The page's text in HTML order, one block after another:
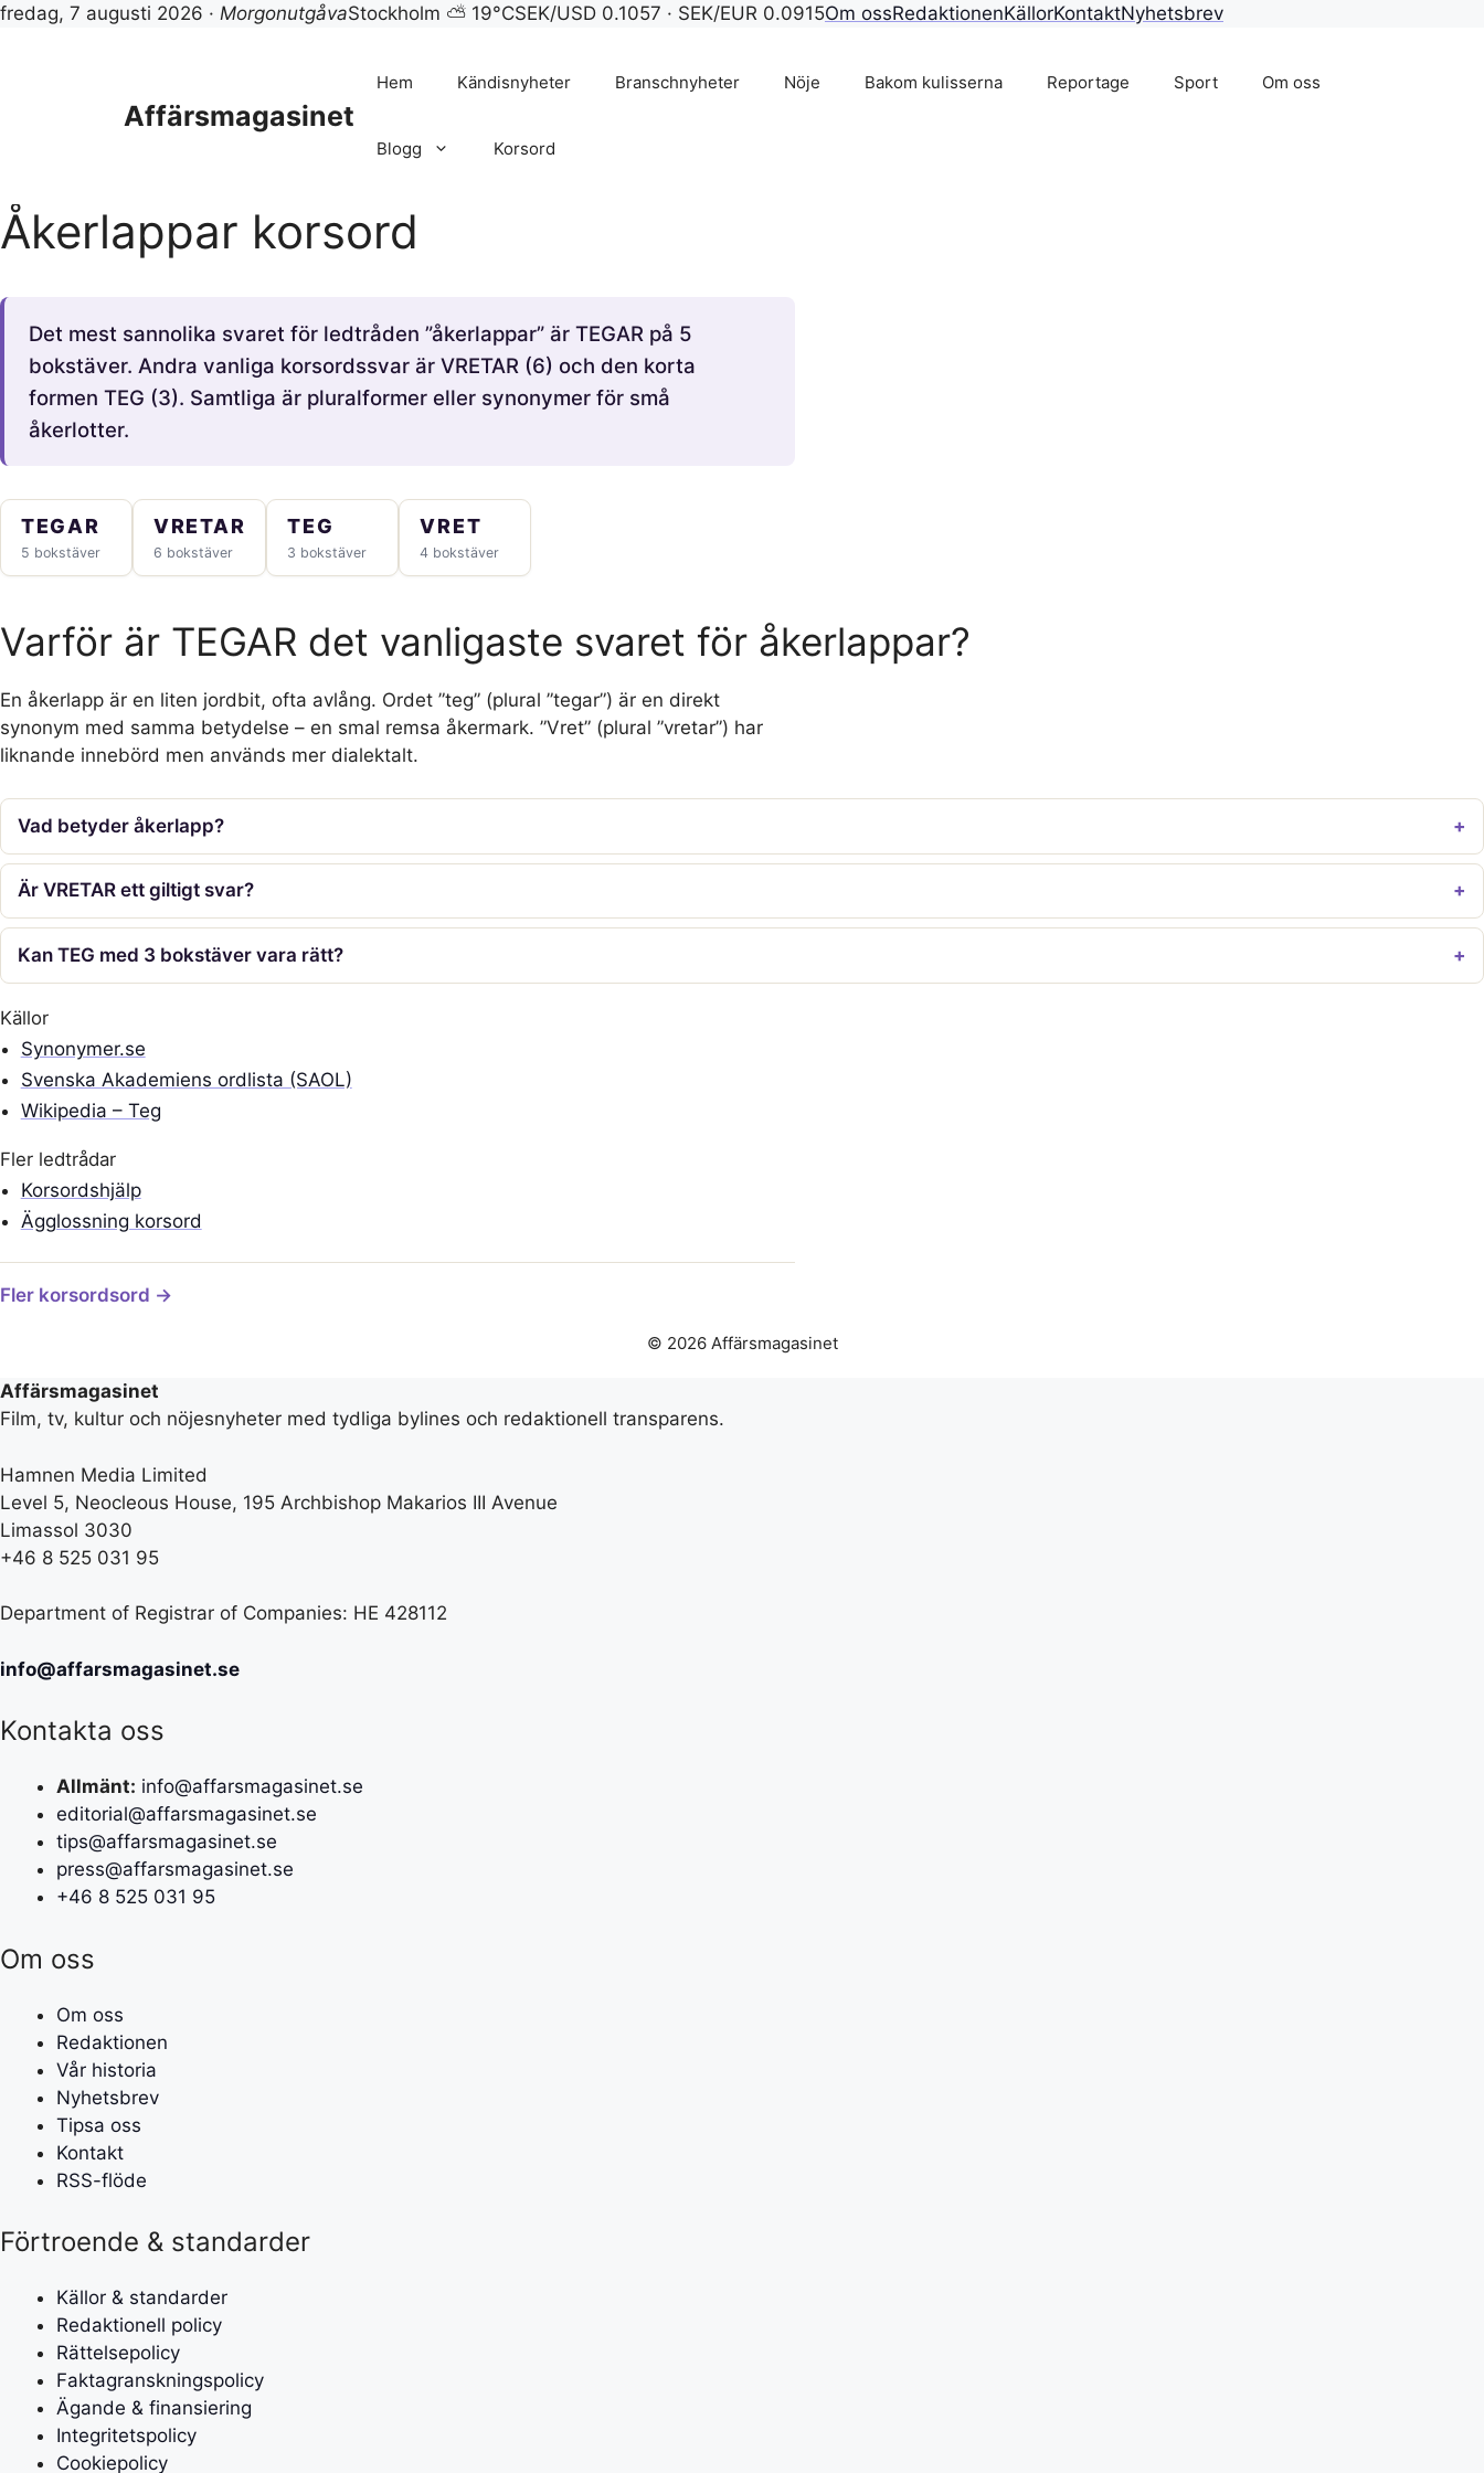
fredag, 7 augusti 2026 · MorgonutgåvaStockholm ⛅ 19°CSEK/USD 0.1057 · SEK/EUR 0.0915Om ossRedaktionenKällorKontaktNyhetsbrev
Affärsmagasinet
Hem Kändisnyheter Branschnyheter Nöje Bakom kulisserna Reportage Sport Om oss
Blogg Korsord
Åkerlappar korsord
Det mest sannolika svaret för ledtråden ”åkerlappar” är TEGAR på 5
bokstäver. Andra vanliga korsordssvar är VRETAR (6) och den korta
formen TEG (3). Samtliga är pluralformer eller synonymer för små
åkerlotter.
TEGAR
5 bokstäver
VRETAR
6 bokstäver
TEG
3 bokstäver
VRET
4 bokstäver
Varför är TEGAR det vanligaste svaret för åkerlappar?
En åkerlapp är en liten jordbit, ofta avlång. Ordet ”teg” (plural ”tegar”) är en direkt
synonym med samma betydelse – en smal remsa åkermark. ”Vret” (plural ”vretar”) har
liknande innebörd men används mer dialektalt.
Vad betyder åkerlapp?
Är VRETAR ett giltigt svar?
Kan TEG med 3 bokstäver vara rätt?
Källor
Synonymer.se
Svenska Akademiens ordlista (SAOL)
Wikipedia – Teg
Fler ledtrådar
Korsordshjälp
Ägglossning korsord
Fler korsordsord →
© 2026 Affärsmagasinet
Affärsmagasinet
Film, tv, kultur och nöjesnyheter med tydliga bylines och redaktionell transparens.
Hamnen Media Limited
Level 5, Neocleous House, 195 Archbishop Makarios III Avenue
Limassol 3030
+46 8 525 031 95
Department of Registrar of Companies: HE 428112
info@affarsmagasinet.se
Kontakta oss
Allmänt: info@affarsmagasinet.se
editorial@affarsmagasinet.se
tips@affarsmagasinet.se
press@affarsmagasinet.se
+46 8 525 031 95
Om oss
Om oss
Redaktionen
Vår historia
Nyhetsbrev
Tipsa oss
Kontakt
RSS-flöde
Förtroende & standarder
Källor & standarder
Redaktionell policy
Rättelsepolicy
Faktagranskningspolicy
Ägande & finansiering
Integritetspolicy
Cookiepolicy